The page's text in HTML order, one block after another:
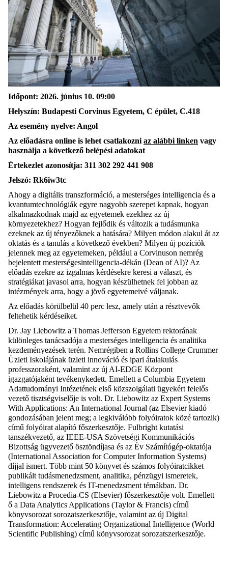
Időpont: 2026. június 10. 09:00
Helyszín: Budapesti Corvinus Egyetem, C épület, C.418
Az esemény nyelve: Angol
Az előadásra online is lehet csatlakozni az alábbi linken vagy
használja a következő belépési adatokat
Értekezlet azonosítja: 311 302 292 441 908
Jelszó: Rk6iw3tc
Ahogy a digitális transzformáció, a mesterséges intelligencia és a
kvantumtechnológiák egyre nagyobb szerepet kapnak, hogyan
alkalmazkodnak majd az egyetemek ezekhez az új
környezetekhez? Hogyan fejlődik és változik a tudásmunka
ezeknek az új tényezőknek a hatására? Milyen módon alakul át az
oktatás és a tanulás a következő években? Milyen új pozíciók
jelennek meg az egyetemeken, például a Corvinuson nemrég
bejelentett mesterségesintelligencia-dékán (Dean of AI)? Az
előadás ezekre az izgalmas kérdésekre keresi a választ, és
stratégiákat javasol arra, hogyan készülhetnek fel jobban az
intézmények arra, hogy a jövő egyetemeivé váljanak.
Az előadás körülbelül 40 perc lesz, amely után a résztvevők
feltehetik kérdéseiket.
Dr. Jay Liebowitz a Thomas Jefferson Egyetem rektorának
különleges tanácsadója a mesterséges intelligencia és analitika
kezdeményezések terén. Nemrégiben a Rollins College Crummer
Üzleti Iskolájának üzleti innováció és ipari átalakulás
professzoraként, valamint az új AI-EDGE Központ
igazgatójaként tevékenykedett. Emellett a Columbia Egyetem
Adattudományi Intézetének első közszolgálati ügyekért felelős
vezető tisztségviselője is volt. Dr. Liebowitz az Expert Systems
With Applications: An International Journal (az Elsevier kiadó
gondozásában jelent meg; a legkiválóbb folyóiratok közé tartozik)
című folyóirat alapító főszerkesztője. Fulbright kutatási
tanszékvezető, az IEEE-USA Szövetségi Kommunikációs
Bizottság ügyvezető ösztöndíjasa és az Év Számítógép-oktatója
(International Association for Computer Information Systems)
díjjal ismert. Több mint 50 könyvet és számos folyóiratcikket
publikált tudásmenedzsment, analitika, pénzügyi ismeretek,
intelligens rendszerek és IT-menedzsment témákban. Dr.
Liebowitz a Procedia-CS (Elsevier) főszerkesztője volt. Emellett
ő a Data Analytics Applications (Taylor & Francis) című
könyvsorozat sorozatszerkesztője, valamint az új Digital
Transformation: Accelerating Organizational Intelligence (World
Scientific Publishing) című könyvsorozat sorozatszerkesztője.